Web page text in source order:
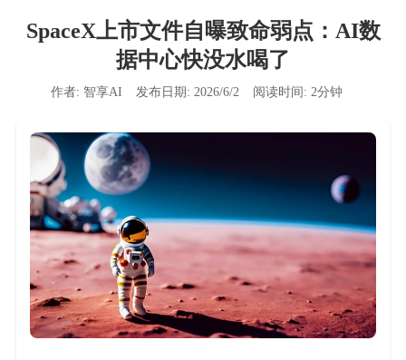
SpaceX上市文件自曝致命弱点：AI数
据中心快没水喝了
作者: 智享AI 发布日期: 2026/6/2 阅读时间: 2分钟